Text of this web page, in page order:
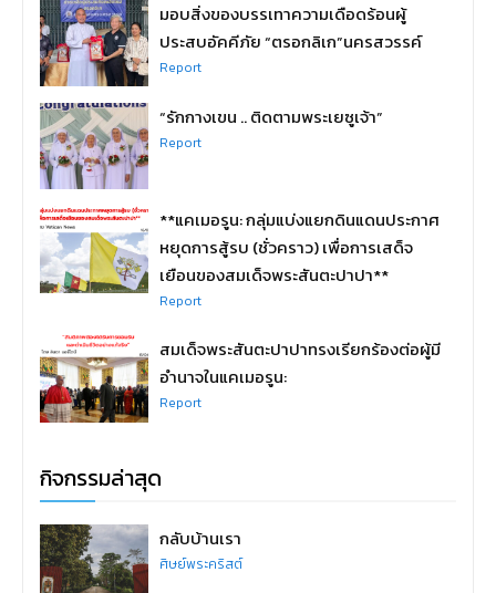
มอบสิ่งของบรรเทาความเดือดร้อนผู้
ประสบอัคคีภัย “ตรอกลิเก”นครสวรรค์
Report
“รักกางเขน .. ติดตามพระเยซูเจ้า”
Report
**แคเมอรูน: กลุ่มแบ่งแยกดินแดนประกาศ
หยุดการสู้รบ (ชั่วคราว) เพื่อการเสด็จ
เยือนของสมเด็จพระสันตะปาปา**
Report
สมเด็จพระสันตะปาปาทรงเรียกร้องต่อผู้มี
อำนาจในแคเมอรูน:
Report
กิจกรรมล่าสุด
กลับบ้านเรา
ศิษย์พระคริสต์